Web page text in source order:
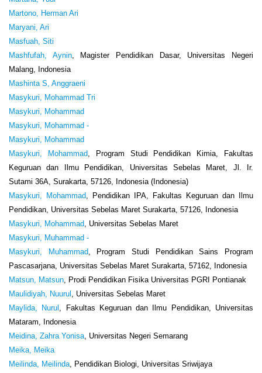
Martono, Herman Ari
Maryani, Ari
Masfuah, Siti
Mashfufah, Aynin, Magister Pendidikan Dasar, Universitas Negeri
Malang, Indonesia
Mashinta S, Anggraeni
Masykuri, Mohammad Tri
Masykuri, Mohammad
Masykuri, Mohammad -
Masykuri, Mohammad
Masykuri, Mohammad, Program Studi Pendidikan Kimia, Fakultas
Keguruan dan Ilmu Pendidikan, Universitas Sebelas Maret, Jl. Ir.
Sutami 36A, Surakarta, 57126, Indonesia (Indonesia)
Masykuri, Mohammad, Pendidikan IPA, Fakultas Keguruan dan Ilmu
Pendidikan, Universitas Sebelas Maret Surakarta, 57126, Indonesia
Masykuri, Mohammad, Universitas Sebelas Maret
Masykuri, Muhammad -
Masykuri, Muhammad, Program Studi Pendidikan Sains Program
Pascasarjana, Universitas Sebelas Maret Surakarta, 57162, Indonesia
Matsun, Matsun, Prodi Pendidikan Fisika Universitas PGRI Pontianak
Maulidiyah, Nuurul , Universitas Sebelas Maret
Maylida, Nurul , Fakultas Keguruan dan Ilmu Pendidikan, Universitas
Mataram, Indonesia
Meidina, Zahra Yonisa, Universitas Negeri Semarang
Meika, Meika
Meilinda, Meilinda, Pendidikan Biologi, Universitas Sriwijaya